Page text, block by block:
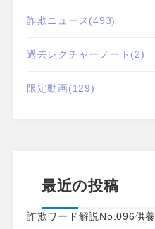
詐欺ニュース(493)
過去レクチャーノート (2)
限定動画(129)
最近の投稿
詐欺ワード解説No.096供養